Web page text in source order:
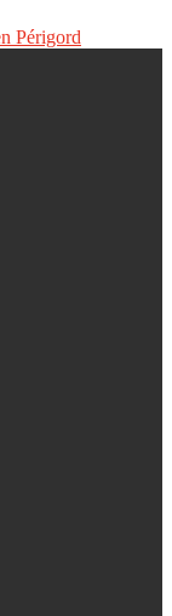
Périgord